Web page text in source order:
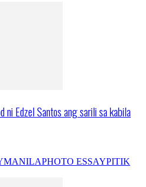
ni Edzel Santos ang sarili sa kabila
PHOTO ESSAYPITIK